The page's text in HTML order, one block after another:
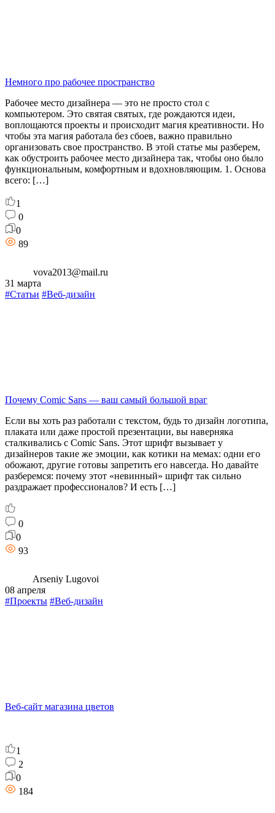
Немного про рабочее пространство
Рабочее место дизайнера — это не просто стол с
компьютером. Это святая святых, где рождаются идеи,
воплощаются проекты и происходит магия креативности. Но
чтобы эта магия работала без сбоев, важно правильно
организовать свое пространство. В этой статье мы разберем,
как обустроить рабочее место дизайнера так, чтобы оно было
функциональным, комфортным и вдохновляющим. 1. Основа
всего: […]
1
0
0
89
vova2013@mail.ru
31 марта
#Статьи #Веб-дизайн
Почему Comic Sans — ваш самый большой враг
Если вы хоть раз работали с текстом, будь то дизайн логотипа,
плаката или даже простой презентации, вы наверняка
сталкивались с Comic Sans. Этот шрифт вызывает у
дизайнеров такие же эмоции, как котики на мемах: одни его
обожают, другие готовы запретить его навсегда. Но давайте
разберемся: почему этот «невинный» шрифт так сильно
раздражает профессионалов? И есть […]
0
0
93
Arseniy Lugovoi
08 апреля
#Проекты #Веб-дизайн
Веб-сайт магазина цветов
1
2
0
184